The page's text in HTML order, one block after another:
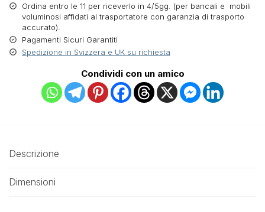
Ordina entro le 11 per riceverlo in 4/5gg. (per bancali e mobili
voluminosi affidati al trasportatore con garanzia di trasporto
accurato).
Pagamenti Sicuri Garantiti
Spedizione in Svizzera e UK su richiesta
Condividi con un amico
Descrizione
Dimensioni